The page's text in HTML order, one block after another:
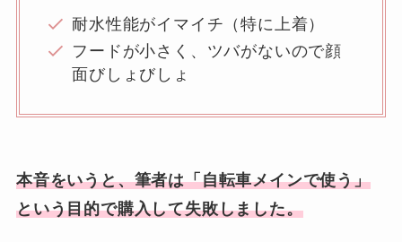
耐水性能がイマイチ（特に上着）
フードが小さく、ツバがないので顔
面びしょびしょ
本音をいうと、筆者は「自転車メインで使う」
という目的で購入して失敗しました。